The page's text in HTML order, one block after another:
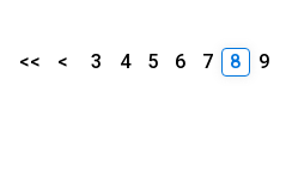
<< < 3 4 5 6 7 8 9